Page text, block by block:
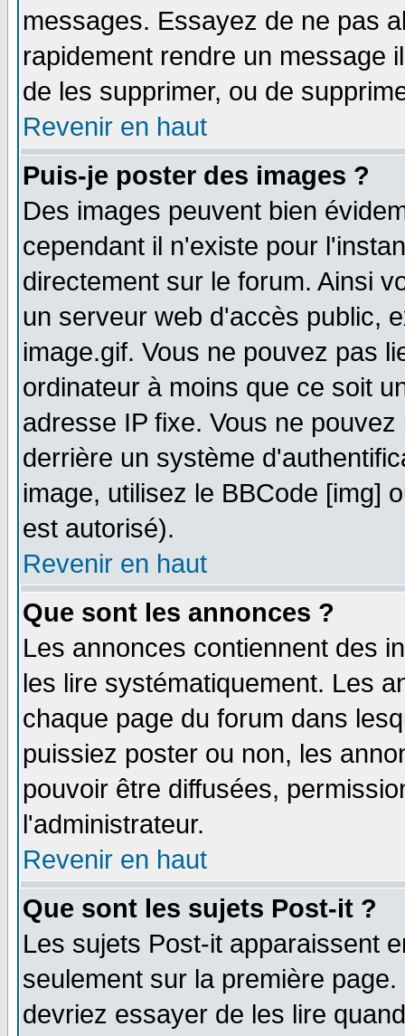
messages. Essayez de ne pas
rapidement rendre un message
de les supprimer, ou de
Revenir en haut
Puis-je poster des images ?
Des images peuvent bien
cependant il n'existe pour
directement sur le forum. Ainsi
un serveur web d'accès public,
image.gif. Vous ne pouvez pas
ordinateur à moins que ce soit
adresse IP fixe. Vous ne
derrière un système
image, utilisez le BBCode [img]
est autorisé).
Revenir en haut
Que sont les annonces ?
Les annonces contiennent des
les lire systématiquement. Les
chaque page du forum dans
puissiez poster ou non, les
pouvoir être diffusées,
l'administrateur.
Revenir en haut
Que sont les sujets Post-it ?
Les sujets Post-it apparaissent
seulement sur la première
devriez essayer de les lire